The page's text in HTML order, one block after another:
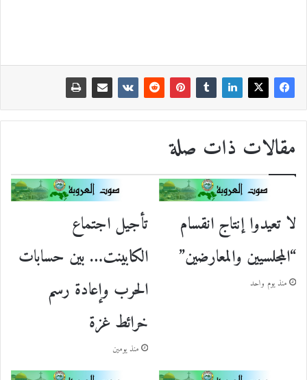
مقالات ذات صلة
لا تعيدوا إنتاج انقسام
“المجلسيين والمعارضين”
منذ يوم واحد
تأجيل اجتماع
الكابينت… بين حسابات
الحرب وإعادة رسم
خرائط غزة
منذ يومين